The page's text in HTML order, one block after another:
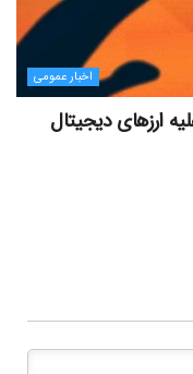
اخبار عمومی
ارزهای دیجیتال